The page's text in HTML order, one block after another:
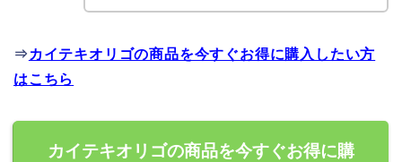
⇒ カイテキオリゴの商品を今すぐお得に購入したい方
はこちら
カイテキオリゴの商品を今すぐお得に購